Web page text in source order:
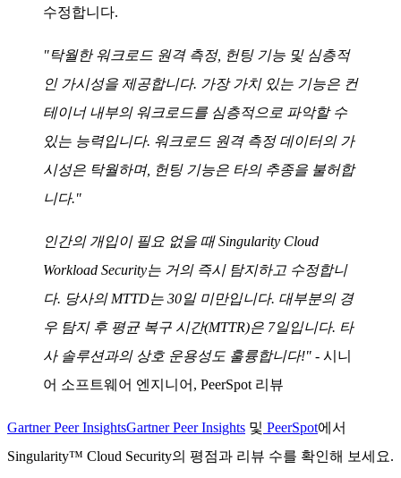
수정합니다.
"탁월한 워크로드 원격 측정, 헌팅 기능 및 심층적
인 가시성을 제공합니다. 가장 가치 있는 기능은 컨
테이너 내부의 워크로드를 심층적으로 파악할 수
있는 능력입니다. 워크로드 원격 측정 데이터의 가
시성은 탁월하며, 헌팅 기능은 타의 추종을 불허합
니다."
인간의 개입이 필요 없을 때 Singularity Cloud
Workload Security는 거의 즉시 탐지하고 수정합니
다. 당사의 MTTD는 30일 미만입니다. 대부분의 경
우 탐지 후 평균 복구 시간(MTTR)은 7일입니다. 타
사 솔루션과의 상호 운용성도 훌륭합니다!" - 시니
어 소프트웨어 엔지니어, PeerSpot 리뷰
Gartner Peer InsightsGartner Peer Insights 및 PeerSpot에서
Singularity™ Cloud Security의 평점과 리뷰 수를 확인해 보세요.